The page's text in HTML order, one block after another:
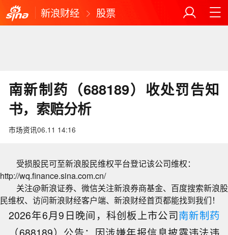
新浪财经 股票
南新制药（688189）收处罚告知
书，索赔分析
市场资讯06.11 14:16
受损股民可至新浪股民维权平台登记该公司维权：
http://wq.finance.sina.com.cn/
关注@新浪证券、微信关注新浪券商基金、百度搜索新浪股
民维权、访问新浪财经客户端、新浪财经首页都能找到我们！
2026年6月9日晚间，科创板上市公司南新制药